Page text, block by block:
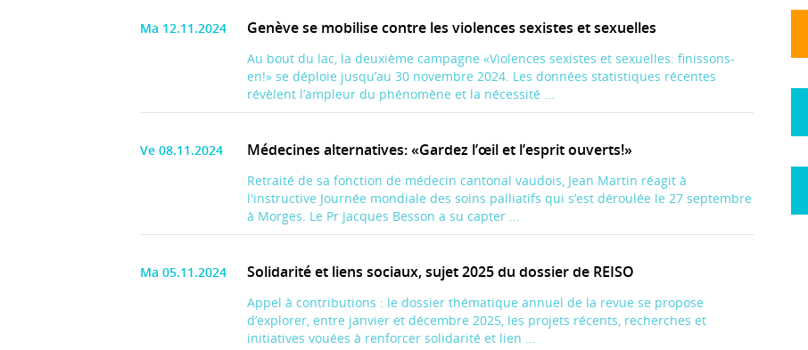
Ma 12.11.2024 Genève se mobilise contre les violences sexistes et sexuelles
Au bout du lac, la deuxième campagne «Violences sexistes et sexuelles: finissons-
en!» se déploie jusqu’au 30 novembre 2024. Les données statistiques récentes
révèlent l’ampleur du phénomène et la nécessité ...
Ve 08.11.2024 Médecines alternatives: «Gardez l’œil et l’esprit ouverts!»
Retraité de sa fonction de médecin cantonal vaudois, Jean Martin réagit à
l'instructive Journée mondiale des soins palliatifs qui s’est déroulée le 27 septembre
à Morges. Le Pr Jacques Besson a su capter ...
Ma 05.11.2024 Solidarité et liens sociaux, sujet 2025 du dossier de REISO
Appel à contributions : le dossier thématique annuel de la revue se propose
d’explorer, entre janvier et décembre 2025, les projets récents, recherches et
initiatives vouées à renforcer solidarité et lien ...